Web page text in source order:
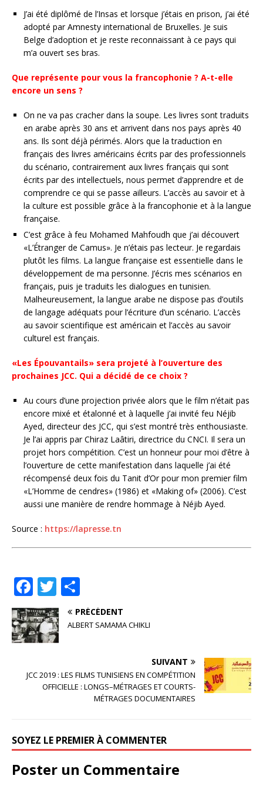
J’ai été diplômé de l’Insas et lorsque j’étais en prison, j’ai été
adopté par Amnesty international de Bruxelles. Je suis
Belge d’adoption et je reste reconnaissant à ce pays qui
m’a ouvert ses bras.
Que représente pour vous la francophonie ? A-t-elle
encore un sens ?
On ne va pas cracher dans la soupe. Les livres sont traduits
en arabe après 30 ans et arrivent dans nos pays après 40
ans. Ils sont déjà périmés. Alors que la traduction en
français des livres américains écrits par des professionnels
du scénario, contrairement aux livres français qui sont
écrits par des intellectuels, nous permet d’apprendre et de
comprendre ce qui se passe ailleurs. L’accès au savoir et à
la culture est possible grâce à la francophonie et à la langue
française.
C’est grâce à feu Mohamed Mahfoudh que j’ai découvert
«L’Étranger de Camus». Je n’étais pas lecteur. Je regardais
plutôt les films. La langue française est essentielle dans le
développement de ma personne. J’écris mes scénarios en
français, puis je traduits les dialogues en tunisien.
Malheureusement, la langue arabe ne dispose pas d’outils
de langage adéquats pour l’écriture d’un scénario. L’accès
au savoir scientifique est américain et l’accès au savoir
culturel est français.
«Les Épouvantails» sera projeté à l’ouverture des
prochaines JCC. Qui a décidé de ce choix ?
Au cours d’une projection privée alors que le film n’était pas
encore mixé et étalonné et à laquelle j’ai invité feu Néjib
Ayed, directeur des JCC, qui s’est montré très enthousiaste.
Je l’ai appris par Chiraz Laâtiri, directrice du CNCI. Il sera un
projet hors compétition. C’est un honneur pour moi d’être à
l’ouverture de cette manifestation dans laquelle j’ai été
récompensé deux fois du Tanit d’Or pour mon premier film
«L’Homme de cendres» (1986) et «Making of» (2006). C’est
aussi une manière de rendre hommage à Néjib Ayed.
Source : https://lapresse.tn
F
a
c
e
o
T
w
it
te
ar
ta
r
PRÉCÉDENT
ALBERT SAMAMA CHIKLI
SUIVANT
JCC 2019 : LES FILMS TUNISIENS EN COMPÉTITION
OFFICIELLE : LONGS–MÉTRAGES ET COURTS-
MÉTRAGES DOCUMENTAIRES
SOYEZ LE PREMIER À COMMENTER
Poster un Commentaire